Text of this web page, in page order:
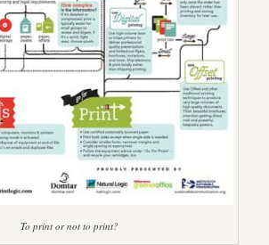
To print or not to print?